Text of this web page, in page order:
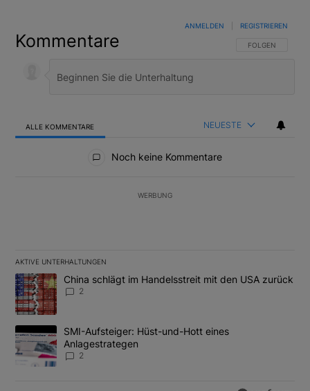
Kommentare FOLGE DIESER
FOLGEN
ANMELDEN REGISTRIEREN
ALLE KOMMENTARE NEUESTE
Noch keine Kommentare
WERBUNG
AKTIVE UNTERHALTUNGEN
Das Folgende ist eine Liste der am meisten kommentierten
Ein Trendartikel mit dem Titel "China schlägt im Handelsstreit
China schlägt im Handelsstreit mit den USA zurück
2
Ein Trendartikel mit dem Titel "SMI-Aufsteiger: Hüst-und-Hott
SMI-Aufsteiger: Hüst-und-Hott eines
Anlagestrategen
2